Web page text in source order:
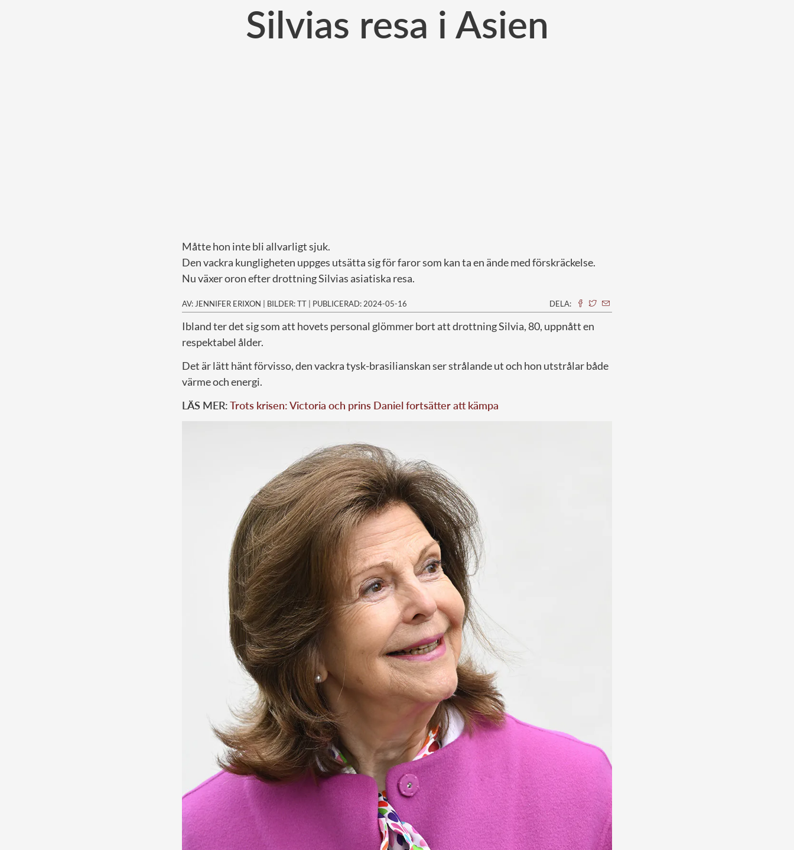
Silvias resa i Asien
Måtte hon inte bli allvarligt sjuk.
Den vackra kungligheten uppges utsätta sig för faror som kan ta en ände med förskräckelse.
Nu växer oron efter drottning Silvias asiatiska resa.
AV: JENNIFER ERIXON | BILDER: TT | PUBLICERAD: 2024-05-16 DELA:
Ibland ter det sig som att hovets personal glömmer bort att drottning Silvia, 80, uppnått en
respektabel ålder.
Det är lätt hänt förvisso, den vackra tysk-brasilianskan ser strålande ut och hon utstrålar både
värme och energi.
LÄS MER:Trots krisen: Victoria och prins Daniel fortsätter att kämpa